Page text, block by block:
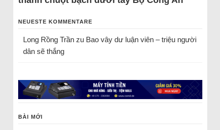
NEUESTE KOMMENTARE
Long Rồng Trầnzu Bao vây dư luận viên – triệu người
dân sẽ thắng
BÀI MỚI